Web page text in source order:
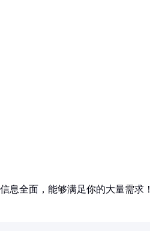
息全面，能够满足你的大量需求！